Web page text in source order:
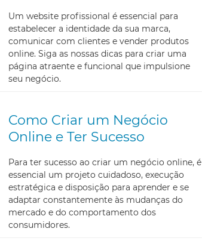
Um website profissional é essencial para
estabelecer a identidade da sua marca,
comunicar com clientes e vender produtos
online. Siga as nossas dicas para criar uma
página atraente e funcional que impulsione
seu negócio.
Como Criar um Negócio
Online e Ter Sucesso
Para ter sucesso ao criar um negócio online, é
essencial um projeto cuidadoso, execução
estratégica e disposição para aprender e se
adaptar constantemente às mudanças do
mercado e do comportamento dos
consumidores.